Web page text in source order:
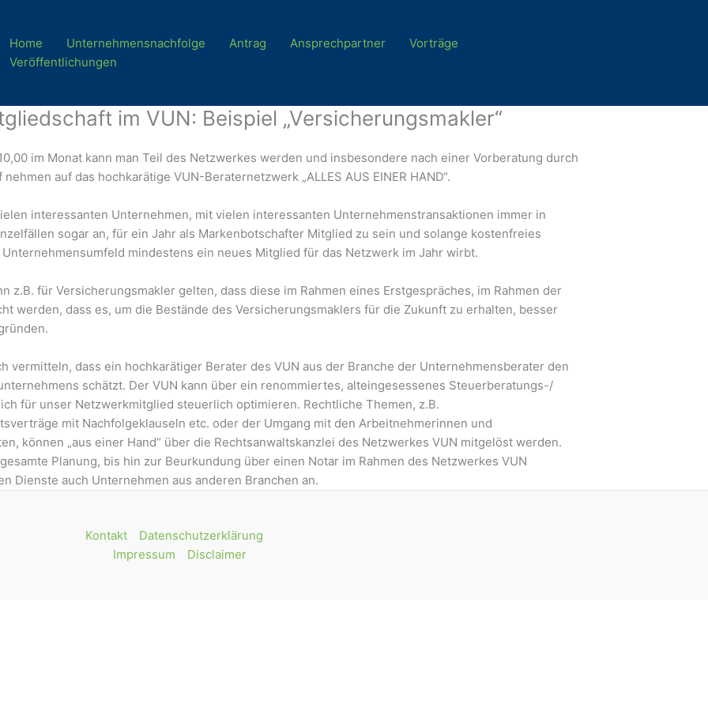
Home Unternehmensnachfolge Antrag Ansprechpartner
Vorträge
Veröffentlichungen
im VUN: Beispiel „Versicherungsmakler“
im Monat kann man Teil des Netzwerkes werden und insbesondere nach einer Vorberatung durch
auf das hochkarätige VUN-Beraternetzwerk „ALLES AUS EINER HAND“.
interessanten Unternehmen, mit vielen interessanten Unternehmenstransaktionen immer in
sogar an, für ein Jahr als Markenbotschafter Mitglied zu sein und solange kostenfreies
mindestens ein neues Mitglied für das Netzwerk im Jahr wirbt.
z.B. für Versicherungsmakler gelten, dass diese im Rahmen eines Erstgespräches, im Rahmen der
werden, dass es, um die Bestände des Versicherungsmaklers für die Zukunft zu erhalten, besser
vermitteln, dass ein hochkarätiger Berater des VUN aus der Branche der Unternehmensberater den
schätzt. Der VUN kann über ein renommiertes, alteingesessenes Steuerberatungs-/
für unser Netzwerkmitglied steuerlich optimieren. Rechtliche Themen, z.B.
mit Nachfolgeklauseln etc. oder der Umgang mit den Arbeitnehmerinnen und
können „aus einer Hand“ über die Rechtsanwaltskanzlei des Netzwerkes VUN mitgelöst werden.
Planung, bis hin zur Beurkundung über einen Notar im Rahmen des Netzwerkes VUN
Dienste auch Unternehmen aus anderen Branchen an.
Kontakt
Datenschutzerklärung
Impressum
Disclaimer